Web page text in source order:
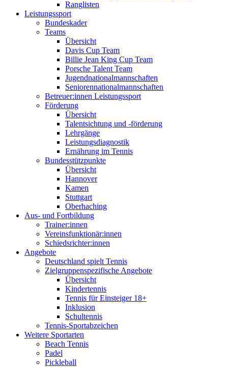
Ranglisten
Leistungssport
Bundeskader
Teams
Übersicht
Davis Cup Team
Billie Jean King Cup Team
Porsche Talent Team
Jugendnationalmannschaften
Seniorennationalmannschaften
Betreuer:innen Leistungssport
Förderung
Übersicht
Talentsichtung und -förderung
Lehrgänge
Leistungsdiagnostik
Ernährung im Tennis
Bundesstützpunkte
Übersicht
Hannover
Kamen
Stuttgart
Oberhaching
Aus- und Fortbildung
Trainer:innen
Vereinsfunktionär:innen
Schiedsrichter:innen
Angebote
Deutschland spielt Tennis
Zielgruppenspezifische Angebote
Übersicht
Kindertennis
Tennis für Einsteiger 18+
Inklusion
Schultennis
Tennis-Sportabzeichen
Weitere Sportarten
Beach Tennis
Padel
Pickleball